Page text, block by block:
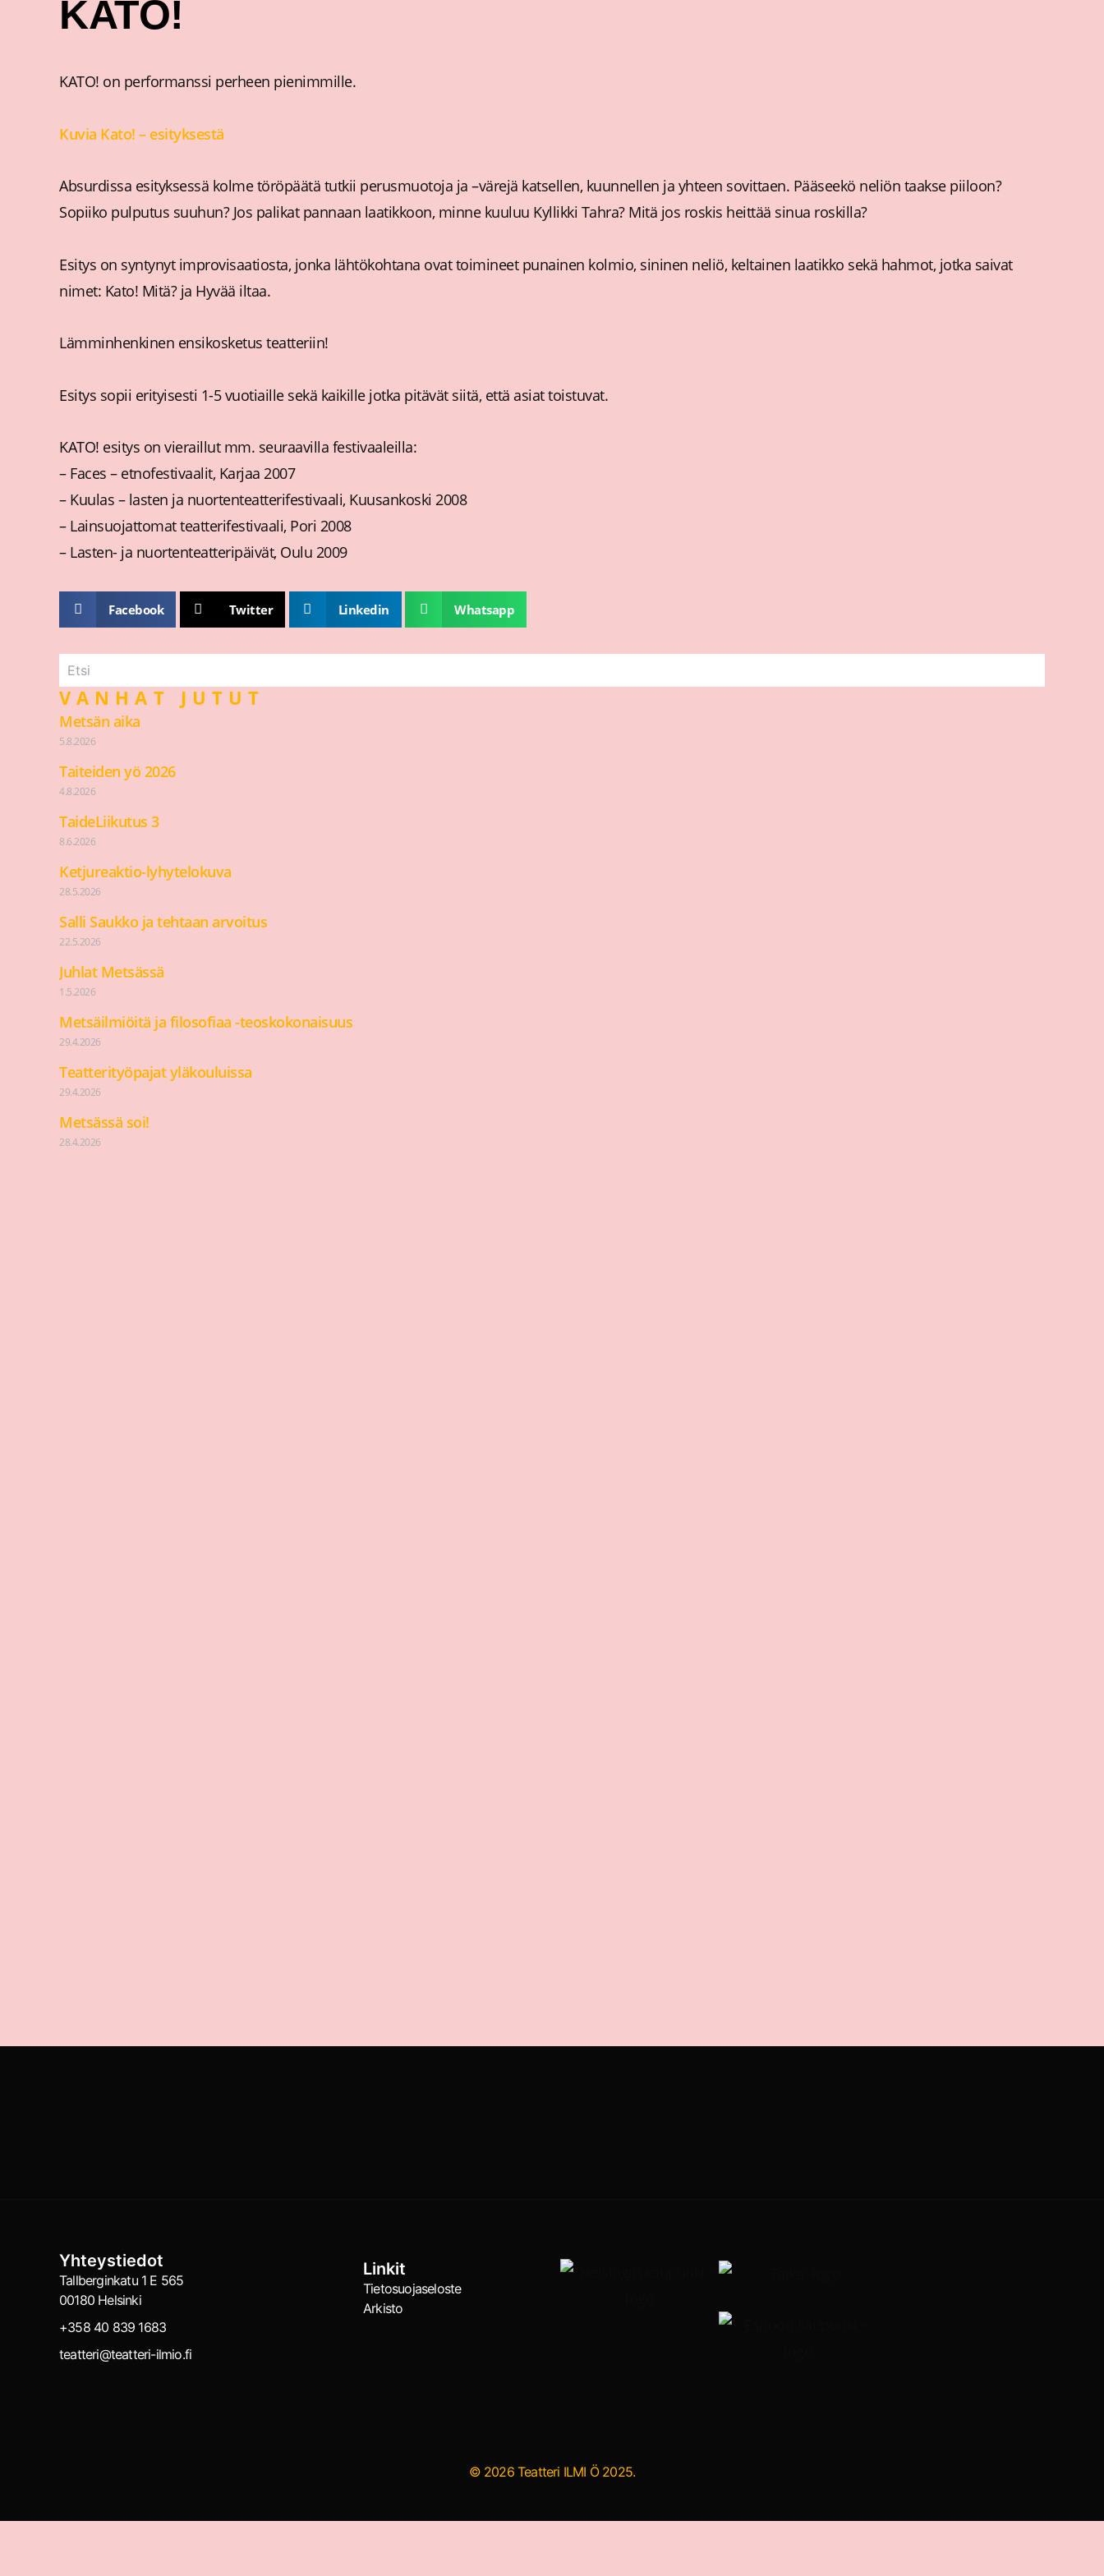
KATO!
KATO! on performanssi perheen pienimmille.
Kuvia Kato! – esityksestä
Absurdissa esityksessä kolme töröpäätä tutkii perusmuotoja ja –värejä katsellen, kuunnellen ja yhteen sovittaen. Pääseekö neliön taakse piiloon?
Sopiiko pulputus suuhun? Jos palikat pannaan laatikkoon, minne kuuluu Kyllikki Tahra? Mitä jos roskis heittää sinua roskilla?
Esitys on syntynyt improvisaatiosta, jonka lähtökohtana ovat toimineet punainen kolmio, sininen neliö, keltainen laatikko sekä hahmot, jotka saivat
nimet: Kato! Mitä? ja Hyvää iltaa.
Lämminhenkinen ensikosketus teatteriin!
Esitys sopii erityisesti 1-5 vuotiaille sekä kaikille jotka pitävät siitä, että asiat toistuvat.
KATO! esitys on vieraillut mm. seuraavilla festivaaleilla:
– Faces – etnofestivaalit, Karjaa 2007
– Kuulas – lasten ja nuortenteatterifestivaali, Kuusankoski 2008
– Lainsuojattomat teatterifestivaali, Pori 2008
– Lasten- ja nuortenteatteripäivät, Oulu 2009
Facebook Twitter Linkedin Whatsapp
VANHAT JUTUT
Metsän aika
5.8.2026
Taiteiden yö 2026
4.8.2026
TaideLiikutus 3
8.6.2026
Ketjureaktio-lyhytelokuva
28.5.2026
Salli Saukko ja tehtaan arvoitus
22.5.2026
Juhlat Metsässä
1.5.2026
Metsäilmiöitä ja filosofiaa -teoskokonaisuus
29.4.2026
Teatterityöpajat yläkouluissa
29.4.2026
Metsässä soi!
28.4.2026
Yhteystiedot
Tallberginkatu 1 E 565
00180 Helsinki
+358 40 839 1683
teatteri@teatteri-ilmio.fi
Linkit
Tietosuojaseloste
Arkisto
© 2026 Teatteri ILMI Ö 2025.